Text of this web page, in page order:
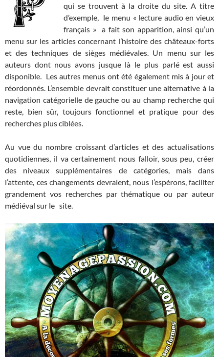
qui se trouvent à la droite du site. A titre
d’exemple, le menu « lecture audio en vieux
français » a fait son apparition, ainsi qu’un
menu sur les articles concernant l’histoire des châteaux-forts
et des techniques de sièges médiévales. Un menu sur les
auteurs dont nous avons jusque là le plus parlé est aussi
disponible. Les autres menus ont été également mis à jour et
réordonnés. L’ensemble devrait constituer une alternative à la
navigation catégorielle de gauche ou au champ recherche qui
reste, bien sûr, toujours fonctionnel et pratique pour des
recherches plus ciblées.
Au vue du nombre croissant d’articles et des actualisations
quotidiennes, il va certainement nous falloir, sous peu, créer
des niveaux supplémentaires de catégories, mais dans
l’attente, ces changements devraient, nous l’espérons, faciliter
grandement vos recherches par thématique ou par auteur
médiéval sur le site.